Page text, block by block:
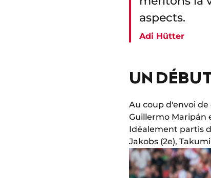
aspects.
Adi Hütter
UN
Au coup d'envoi
Guillermo Maripán
Idéalement partis
Jakobs (2e),